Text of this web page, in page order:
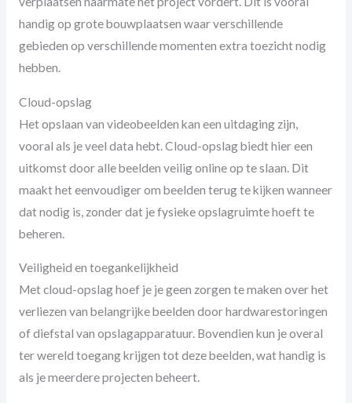
handig op grote bouwplaatsen waar verschillende
gebieden op verschillende momenten extra toezicht nodig
hebben.
Cloud-opslag
Het opslaan van videobeelden kan een uitdaging zijn,
vooral als je veel data hebt. Cloud-opslag biedt hier een
uitkomst door alle beelden veilig online op te slaan. Dit
maakt het eenvoudiger om beelden terug te kijken wanneer
dat nodig is, zonder dat je fysieke opslagruimte hoeft te
beheren.
Veiligheid en toegankelijkheid
Met cloud-opslag hoef je je geen zorgen te maken over het
verliezen van belangrijke beelden door hardwarestoringen
of diefstal van opslagapparatuur. Bovendien kun je overal
ter wereld toegang krijgen tot deze beelden, wat handig is
als je meerdere projecten beheert.